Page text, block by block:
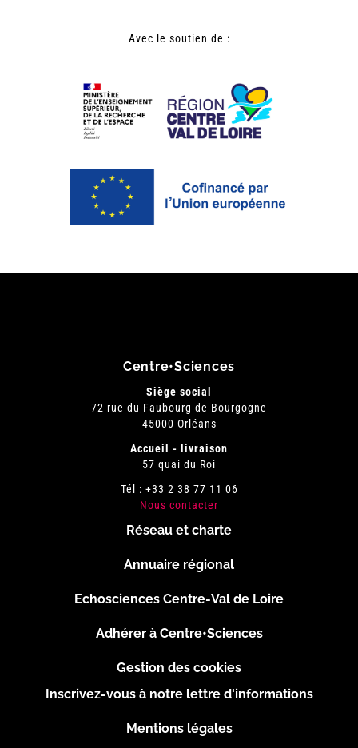
Avec le soutien de :
Centre•Sciences
Siège social
72 rue du Faubourg de Bourgogne
45000 Orléans
Accueil - livraison
57 quai du Roi
Tél : +33 2 38 77 11 06
Nous contacter
page
Réseau et charte
Annuaire régional
Echosciences Centre-Val de Loire
Adhérer à Centre•Sciences
Gestion des cookies
Inscrivez-vous à notre lettre d'informations
Mentions légales